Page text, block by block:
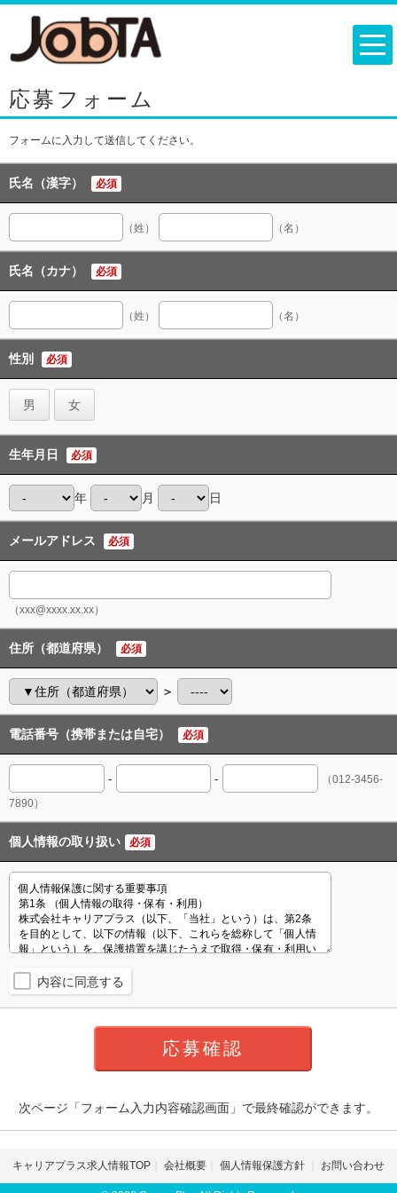
応募フォーム
フォームに入力して送信してください。
氏名（漢字） 必須
（姓） （名）
氏名（カナ） 必須
（姓） （名）
性別 必須
男 女
生年月日 必須
年 月 日
メールアドレス 必須
（xxx@xxxx.xx.xx）
住所（都道府県） 必須
＞
電話番号（携帯または自宅） 必須
- -
（012-3456-
7890）
個人情報の取り扱い 必須
内容に同意する
次ページ「フォーム入力内容確認画面」で最終確認ができます。
キャリアプラス求人情報TOP 会社概要 個人情報保護方針 お問い合わせ